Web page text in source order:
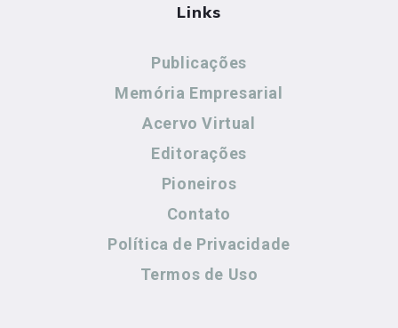
Links
Publicações
Memória Empresarial
Acervo Virtual
Editorações
Pioneiros
Contato
Política de Privacidade
Termos de Uso